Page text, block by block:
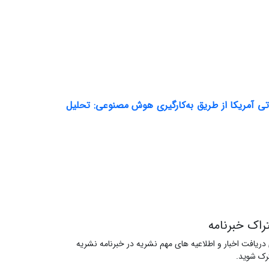
آمریکا از طریق به‌کارگیری هوش مصنوعی: تحلیل
خبرنامه
دریافت اخبار و اطلاعیه های مهم نشریه در خبرنامه نشریه
شوید.